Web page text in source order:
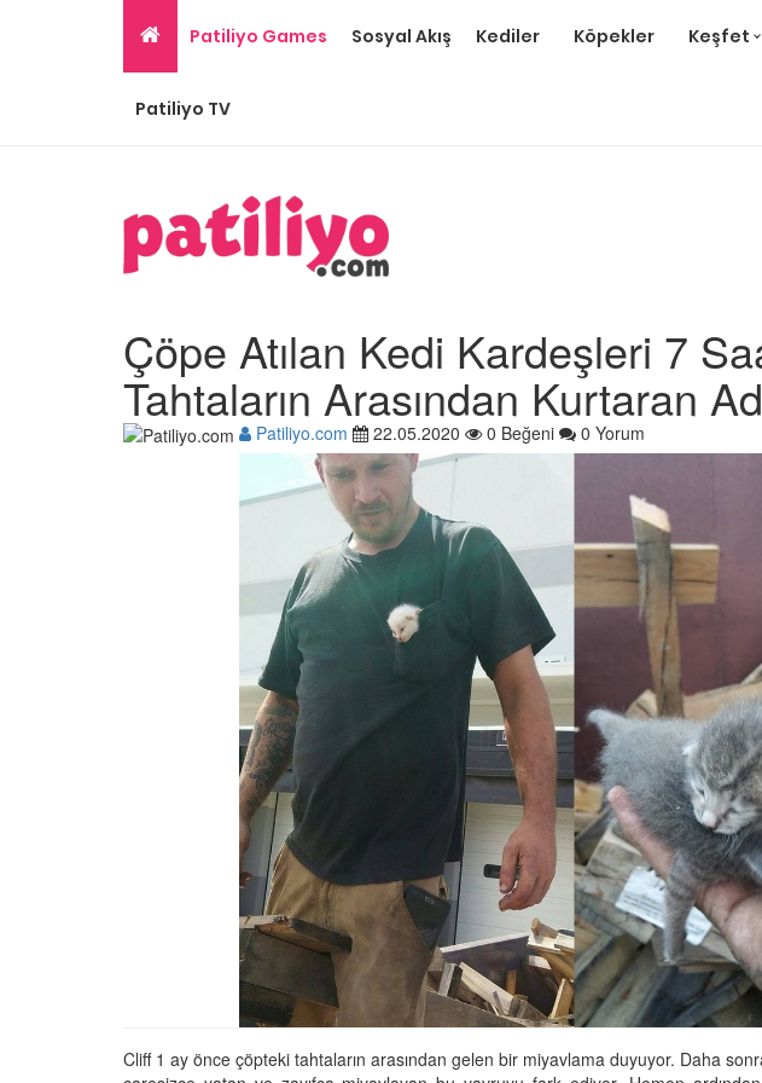
Patiliyo Games Sosyal Akış Kediler Köpekler Keşfet
Patiliyo TV
Çöpe Atılan Kedi Kardeşleri 7
Tahtaların Arasından Kurtaran
Patiliyo.com 22.05.2020 0 Beğeni 0 Yorum
Cliff 1 ay önce çöpteki tahtaların arasından gelen bir miyavlama duyuyor. Daha
Gri Kedi Cinsleri: 14 Tür ve
Özellikleri
26.05.2020
Tüm İnsanların Ders Çıkarması
Gereken 26 Hayvansever Söz
Anne Kedi Yavrusunu Neden
Reddeder ve Terk Eder?
Evde Beslenebilecek En Tatlı 21
Küçük Kedi Cinsi
22.05.2020
Yavru Kedilerde Pire Nasıl
Temizlenir?
22.05.2020